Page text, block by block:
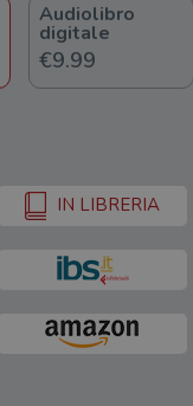
Audiolibro
digitale
€9.99
IN LIBRERIA